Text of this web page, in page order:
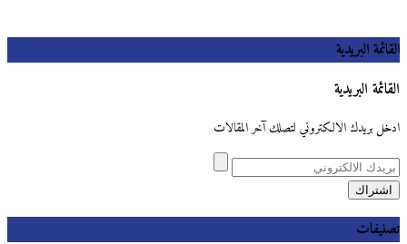
القائمة البريدية
القائمة البريدية
ادخل بريدك الالكتروني لتصلك آخر المقالات
تصنيفات